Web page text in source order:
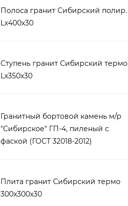
Полоса гранит Сибирский полир.
Lх400х30
Ступень гранит Сибирский термо
Lх350х30
Гранитный бортовой камень м/р
"Сибирское" ГП-4, пиленый с
фаской (ГОСТ 32018-2012)
Плита гранит Сибирский термо
300х300х30